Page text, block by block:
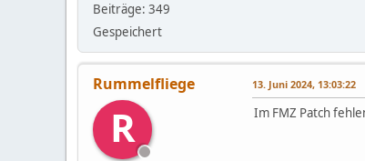
Beiträge: 349
Gespeichert
Rummelfliege
R
13. Juni 2024, 13:03:22
Im FMZ Patch